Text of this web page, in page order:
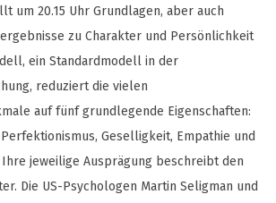
um 20.15 Uhr Grundlagen, aber auch
zu Charakter und Persönlichkeit
ein Standardmodell in der
reduziert die vielen
auf fünf grundlegende Eigenschaften:
Geselligkeit, Empathie und
jeweilige Ausprägung beschreibt den
Die US-Psychologen Martin Seligman und